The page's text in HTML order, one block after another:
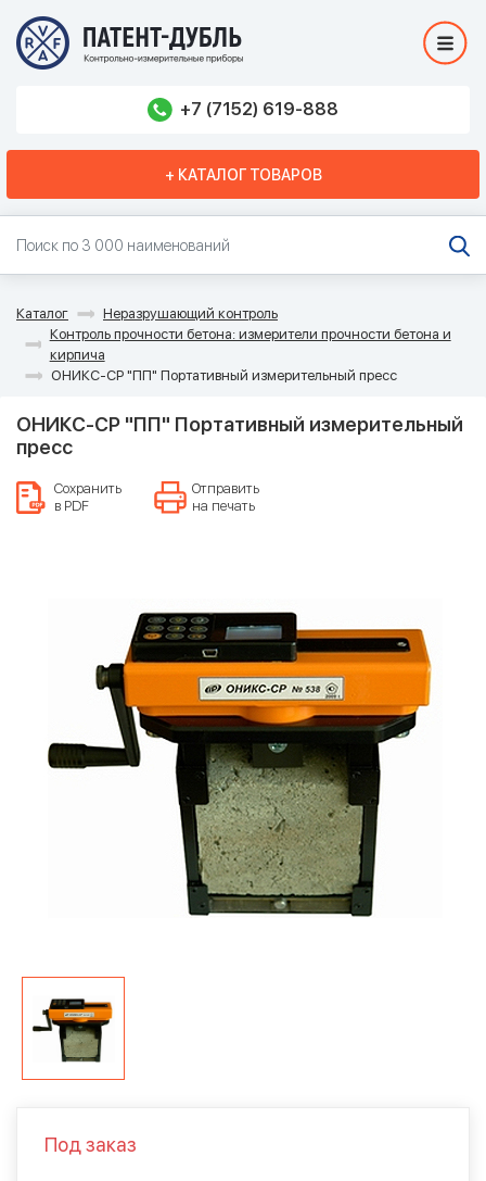
+7 (7152) 619-888
+ КАТАЛОГ ТОВАРОВ
Каталог
Неразрушающий контроль
Контроль прочности бетона: измерители прочности бетона и
кирпича
ОНИКС-СР "ПП" Портативный измерительный пресс
ОНИКС-СР "ПП" Портативный измерительный
пресс
Сохранить
в PDF
Отправить
на печать
Под заказ